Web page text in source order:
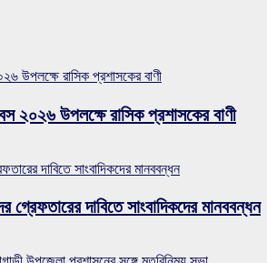
উপলক্ষে রাসিক প্রশাসকের বাণী
২০২৬ উপলক্ষে রাসিক প্রশাসকের বাণী
দাবিতে সাংবাদিকদের মানববন্ধন
গ্রেফতারের দাবিতে সাংবাদিকদের মানববন্ধন